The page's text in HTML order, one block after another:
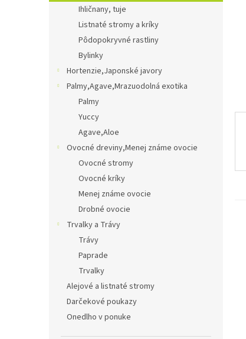
Ihličnany, tuje
Listnaté stromy a kríky
Pôdopokryvné rastliny
Bylinky
Hortenzie,Japonské javory
Palmy,Agave,Mrazuodolná exotika
Palmy
Yuccy
Agave,Aloe
Ovocné dreviny,Menej známe ovocie
Ovocné stromy
Ovocné kríky
Menej známe ovocie
Drobné ovocie
Trvalky a Trávy
Trávy
Paprade
Trvalky
Alejové a listnaté stromy
Darčekové poukazy
Onedlho v ponuke